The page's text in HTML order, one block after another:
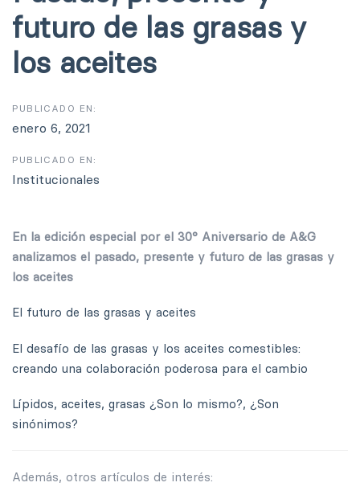
futuro de las grasas y
los aceites
PUBLICADO EN:
enero 6, 2021
PUBLICADO EN:
Institucionales
En la edición especial por el 30° Aniversario de A&G
analizamos el pasado, presente y futuro de las grasas y
los aceites
El futuro de las grasas y aceites
El desafío de las grasas y los aceites comestibles:
creando una colaboración poderosa para el cambio
Lípidos, aceites, grasas ¿Son lo mismo?, ¿Son
sinónimos?
Además, otros artículos de interés: